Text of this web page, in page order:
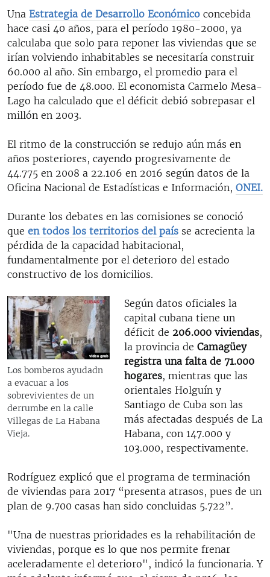
​Una Estrategia de Desarrollo Económico concebida
hace casi 40 años, para el período 1980-2000, ya
calculaba que solo para reponer las viviendas que se
irían volviendo inhabitables se necesitaría construir
60.000 al año. Sin embargo, el promedio para el
período fue de 48.000. El economista Carmelo Mesa-
Lago ha calculado que el déficit debió sobrepasar el
millón en 2003.
El ritmo de la construcción se redujo aún más en
años posteriores, cayendo progresivamente de
44.775 en 2008 a 22.106 en 2016 según datos de la
Oficina Nacional de Estadísticas e Información, ONEI.
Durante los debates en las comisiones se conoció
que en todos los territorios del país se acrecienta la
pérdida de la capacidad habitacional,
fundamentalmente por el deterioro del estado
constructivo de los domicilios.
Los bomberos ayudadn
a evacuar a los
sobrevivientes de un
derrumbe en la calle
Villegas de La Habana
Vieja.
Según datos oficiales la
capital cubana tiene un
déficit de 206.000 viviendas,
la provincia de Camagüey
registra una falta de 71.000
hogares, mientras que las
orientales Holguín y
Santiago de Cuba son las
más afectadas después de La
Habana, con 147.000 y
103.000, respectivamente.
Rodríguez explicó que el programa de terminación
de viviendas para 2017 “presenta atrasos, pues de un
plan de 9.700 casas han sido concluidas 5.722”.
"Una de nuestras prioridades es la rehabilitación de
viviendas, porque es lo que nos permite frenar
aceleradamente el deterioro", indicó la funcionaria. Y